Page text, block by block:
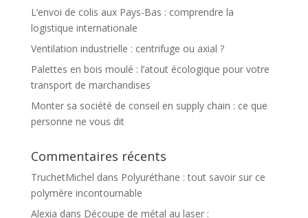
L’envoi de colis aux Pays-Bas : comprendre la
logistique internationale
Ventilation industrielle : centrifuge ou axial ?
Palettes en bois moulé : l’atout écologique pour votre
transport de marchandises
Monter sa société de conseil en supply chain : ce que
personne ne vous dit
Commentaires récents
TruchetMichel dans Polyuréthane : tout savoir sur ce
polymère incontournable
Alexia dans Découpe de métal au laser :